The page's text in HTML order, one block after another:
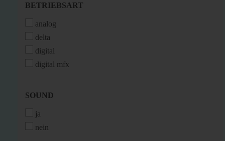
BETRIEBSART
BETRIEBSART
analog
delta
digital
digital mfx
SOUND
SOUND
ja
nein